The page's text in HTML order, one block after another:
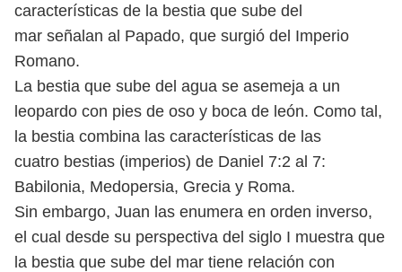
características de la bestia que sube del
mar señalan al Papado, que surgió del Imperio
Romano.
La bestia que sube del agua se asemeja a un
leopardo con pies de oso y boca de león. Como tal,
la bestia combina las características de las
cuatro bestias (imperios) de Daniel 7:2 al 7:
Babilonia, Medopersia, Grecia y Roma.
Sin embargo, Juan las enumera en orden inverso,
el cual desde su perspectiva del siglo I muestra que
la bestia que sube del mar tiene relación con